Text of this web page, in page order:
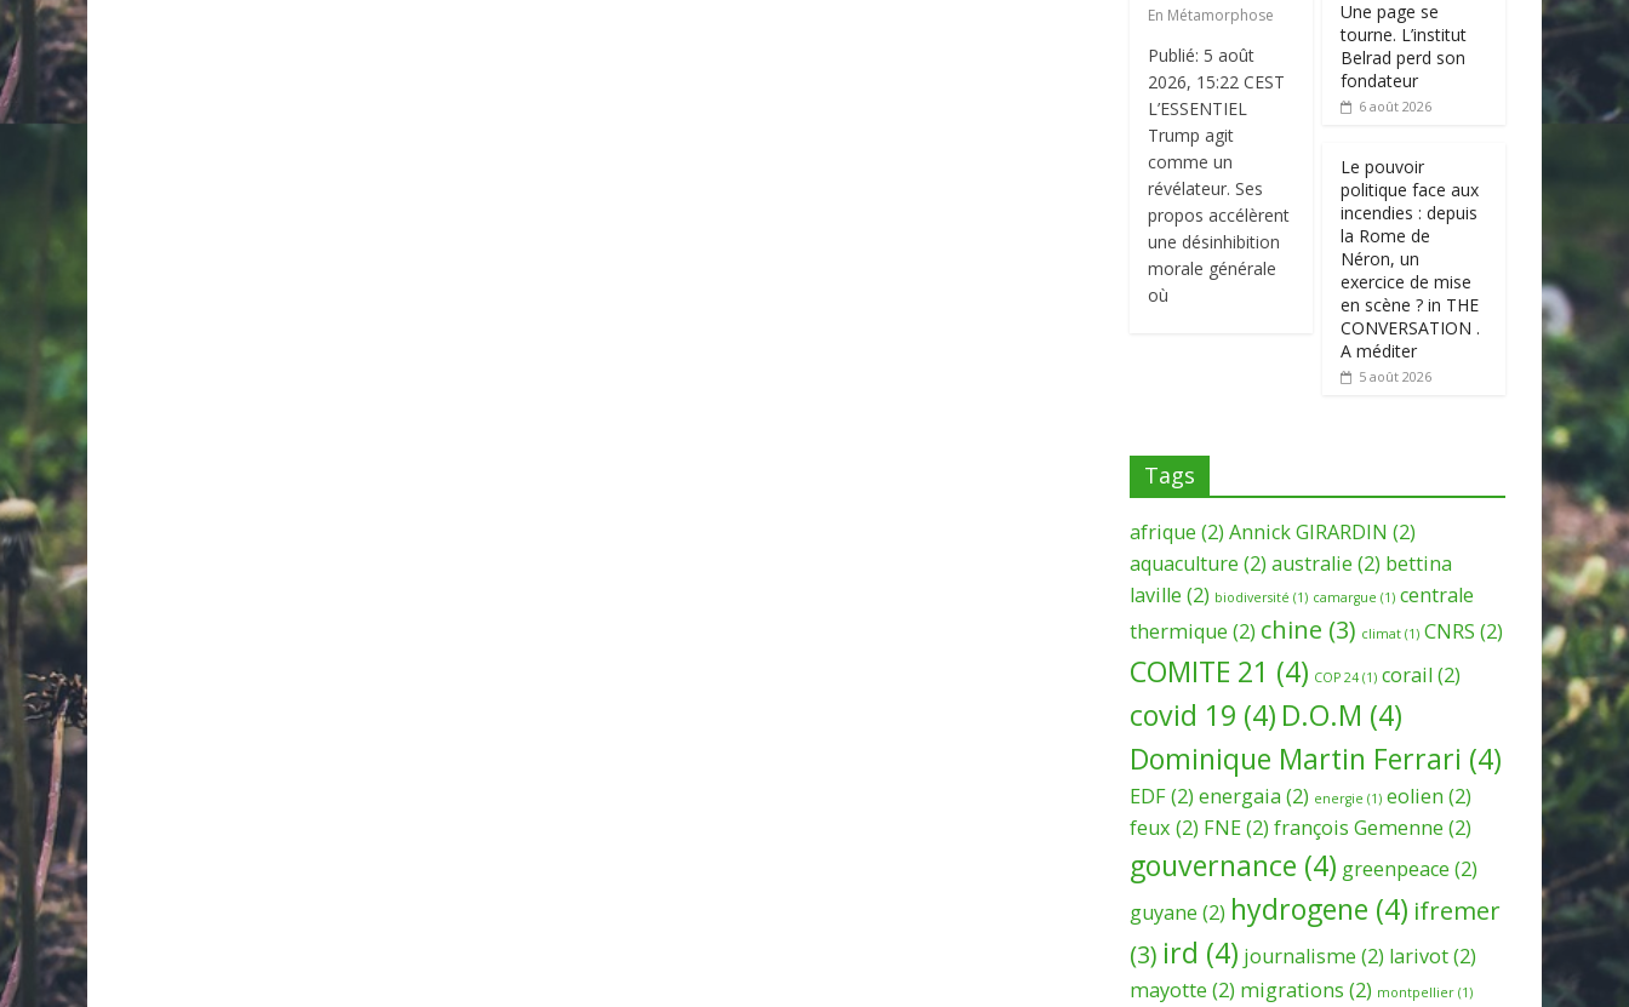
En Métamorphose
Publié: 5 août
2026, 15:22 CEST
L’ESSENTIEL
Trump agit
comme un
révélateur. Ses
propos accélèrent
une désinhibition
morale générale
où
Une page se
tourne. L’institut
Belrad perd son
fondateur
6 août 2026
Le pouvoir
politique face aux
incendies : depuis
la Rome de
Néron, un
exercice de mise
en scène ? in THE
CONVERSATION .
A méditer
5 août 2026
Tags
afrique (2) Annick GIRARDIN (2)
aquaculture (2) australie (2) bettina
laville (2) biodiversité (1) camargue (1) centrale
thermique (2) chine (3) climat (1) CNRS (2)
COMITE 21 (4) COP 24 (1) corail (2)
covid 19 (4) D.O.M (4)
Dominique Martin Ferrari (4)
EDF(2) energaia (2) energie (1) eolien (2)
feux (2) FNE(2) françois Gemenne (2)
gouvernance (4) greenpeace (2)
guyane (2) hydrogene (4) ifremer
(3) ird (4) journalisme (2) larivot(2)
mayotte (2) migrations (2) montpellier (1)